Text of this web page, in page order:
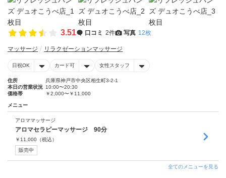
3.51 口コミ 2件 写真 12枚
マッサージ リラクゼーションマッサージ
日祝OK カード可 女性スタッフ
住所
兵庫県神戸市中央区相生町3-2-1
本日の営業状況 10:00〜20:30
価格帯
￥2,000〜￥11,000
メニュー
アロママッサージ
アロマセラピーマッサージ 90分
￥ 11,000 （税込）
販売中
全てのメニューを見る